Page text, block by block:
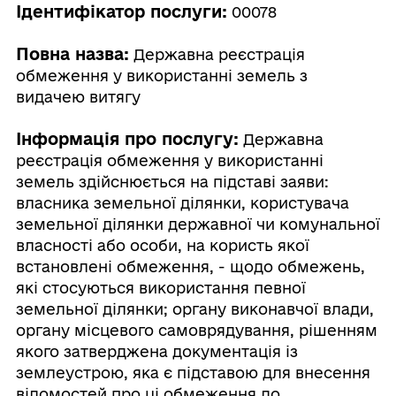
Ідентифікатор послуги: 00078
Повна назва: Державна реєстрація
обмеження у використанні земель з
видачею витягу
Інформація про послугу: Державна
реєстрація обмеження у використанні
земель здійснюється на підставі заяви:
власника земельної ділянки, користувача
земельної ділянки державної чи комунальної
власності або особи, на користь якої
встановлені обмеження, - щодо обмежень,
які стосуються використання певної
земельної ділянки; органу виконавчої влади,
органу місцевого самоврядування, рішенням
якого затверджена документація із
землеустрою, яка є підставою для внесення